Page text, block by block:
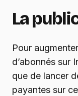
La
Pour
d’abonnés sur
que de lancer
payantes sur